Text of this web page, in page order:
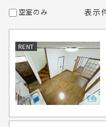
空室のみ 表示
RENT